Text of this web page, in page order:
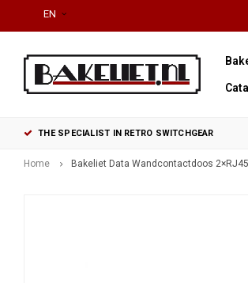
EN
THE SPECIALIST IN RETRO SWITCHGEAR
Home Bakeliet Data Wandcontactdoos